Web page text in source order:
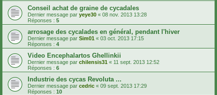
Conseil achat de graine de cycadales
Dernier message par yeye30 « 08 nov. 2013 13:28
Réponses : 5
arrosage des cycalades en général, pendant l'hiver
Dernier message par Sim01 « 03 oct. 2013 17:15
Réponses : 4
Video Encephalartos Ghellinkii
Dernier message par chilensis31 « 11 sept. 2013 12:52
Réponses : 6
Industrie des cycas Revoluta ...
Dernier message par cedric « 09 sept. 2013 17:29
Réponses : 10